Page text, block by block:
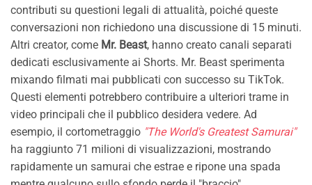
contributi su questioni legali di attualità, poiché queste
conversazioni non richiedono una discussione di 15 minuti.
Altri creator, come Mr. Beast, hanno creato canali separati
dedicati esclusivamente ai Shorts. Mr. Beast sperimenta
mixando filmati mai pubblicati con successo su TikTok.
Questi elementi potrebbero contribuire a ulteriori trame in
video principali che il pubblico desidera vedere. Ad
esempio, il cortometraggio "The World's Greatest Samurai"
ha raggiunto 71 milioni di visualizzazioni, mostrando
rapidamente un samurai che estrae e ripone una spada